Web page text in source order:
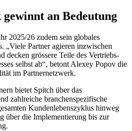
an Bedeutung
2025/26 zudem sein globales
„Viele Partner agieren inzwischen
decken grössere Teile des Vertriebs-
selbst ab“, betont Alexey Popov die
im Partnernetzwerk.
bietet Spitch über das
zahlreiche branchenspezifische
Kundenlebenszyklus hinweg
über die Implementierung bis zur